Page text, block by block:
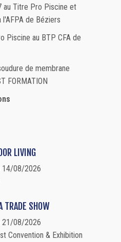
au Titre Pro Piscine et
l'AFPA de Béziers
Piscine au BTP CFA de
de membrane
FORMATION
LIVING
14/08/2026
TRADE SHOW
21/08/2026
Convention & Exhibition